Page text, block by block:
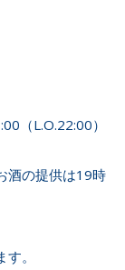
L.O.22:00）
酒の提供は19時
。